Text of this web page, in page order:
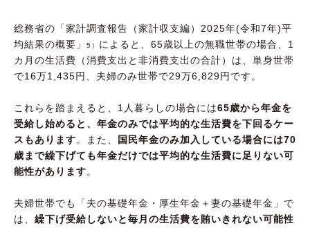
総務省の「家計調査報告（家計収支編）2025年(令和7年)平
均結果の概要」
5） によると、65歳以上の無職世帯の場合、1
カ月の生活費（消費支出と非消費支出の合計）は、単身世帯
で16万1,435円、夫婦のみ世帯で29万6,829円です。
これらを踏まえると、1人暮らしの場合には65歳から年金を
受給し始めると、年金のみでは平均的な生活費を下回るケー
スもあります。また、
国民年金のみ加入している場合には70
歳まで繰下げても年金だけでは平均的な生活費に足りない可
能性があります。
夫婦世帯でも「夫の基礎年金・厚生年金＋妻の基礎年金」で
は、 繰下げ受給しないと毎月の生活費を賄いきれない可能性